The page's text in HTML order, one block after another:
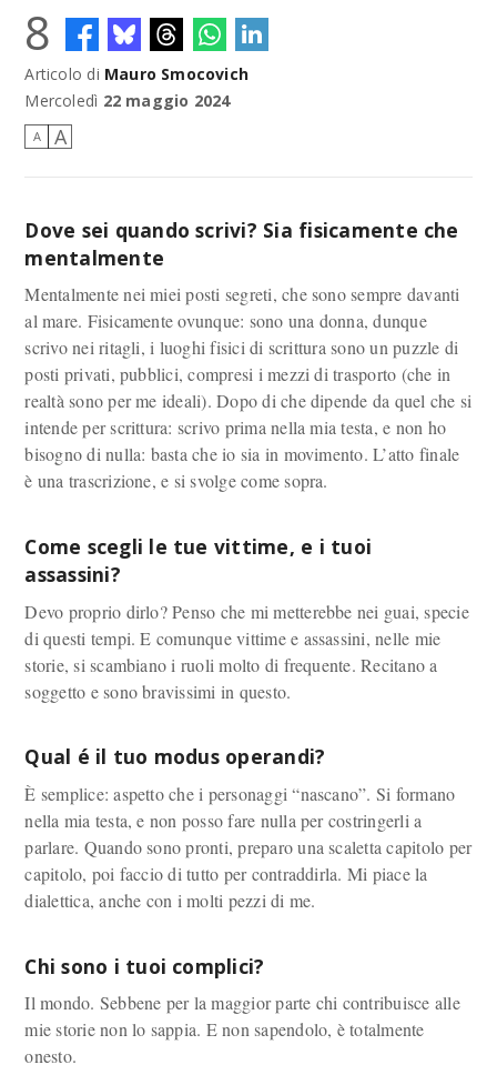
8
Articolo di Mauro Smocovich
Mercoledì 22 maggio 2024
A A
Dove sei quando scrivi? Sia fisicamente che
mentalmente
Mentalmente nei miei posti segreti, che sono sempre davanti
al mare. Fisicamente ovunque: sono una donna, dunque
scrivo nei ritagli, i luoghi fisici di scrittura sono un puzzle di
posti privati, pubblici, compresi i mezzi di trasporto (che in
realtà sono per me ideali). Dopo di che dipende da quel che si
intende per scrittura: scrivo prima nella mia testa, e non ho
bisogno di nulla: basta che io sia in movimento. L’atto finale
è una trascrizione, e si svolge come sopra.
Come scegli le tue vittime, e i tuoi
assassini?
Devo proprio dirlo? Penso che mi metterebbe nei guai, specie
di questi tempi. E comunque vittime e assassini, nelle mie
storie, si scambiano i ruoli molto di frequente. Recitano a
soggetto e sono bravissimi in questo.
Qual é il tuo modus operandi?
È semplice: aspetto che i personaggi “nascano”. Si formano
nella mia testa, e non posso fare nulla per costringerli a
parlare. Quando sono pronti, preparo una scaletta capitolo per
capitolo, poi faccio di tutto per contraddirla. Mi piace la
dialettica, anche con i molti pezzi di me.
Chi sono i tuoi complici?
Il mondo. Sebbene per la maggior parte chi contribuisce alle
mie storie non lo sappia. E non sapendolo, è totalmente
onesto.